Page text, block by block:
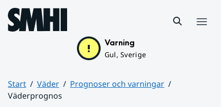
Hoppa till sidans innehåll
Varning
Gul, Sverige
Start Väder
Prognoser och varningar
Väderprognos